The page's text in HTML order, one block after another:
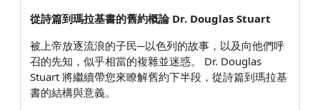
從詩篇到瑪拉基書的舊約概論 Dr. Douglas Stuart
被上帝放逐流浪的子民─以色列的故事，以及向他們呼
召的先知，似乎相當的複雜並迷惑。 Dr. Douglas
Stuart 將繼續帶您來瞭解舊約下半段，從詩篇到瑪拉基
書的結構與意義。